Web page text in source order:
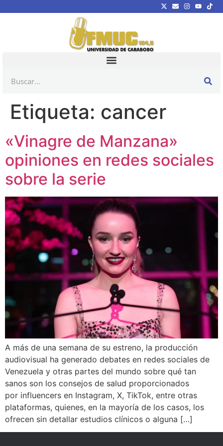
Etiqueta: cancer
«Vinagre de Manzana»
opiniones en redes sociales
sobre la serie
A más de una semana de su estreno, la producción
audiovisual ha generado debates en redes sociales de
Venezuela y otras partes del mundo sobre qué tan
sanos son los consejos de salud proporcionados
por influencers en Instagram, X, TikTok, entre otras
plataformas, quienes, en la mayoría de los casos, los
ofrecen sin detallar estudios clínicos o alguna […]